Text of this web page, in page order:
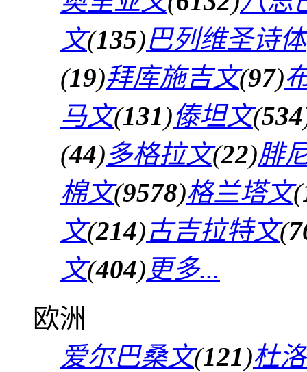
文(135)巴列维圣诗体
(19)拜库施吉文(97)
马文(131)傣坦文(534
(44)多格拉文(22)腓
棉文(9578)格兰塔文(
文(214)古吉拉特文(
文(404) 更多...
欧洲
爱尔巴桑文(121)杜